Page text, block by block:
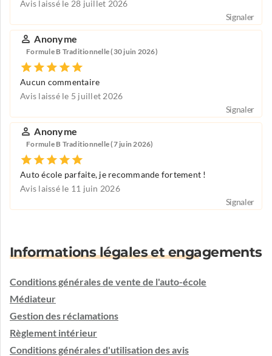
Avis laissé le 28 juillet 2026
Signaler
Anonyme
Formule B Traditionnelle (30 juin 2026)
Aucun commentaire
Avis laissé le 5 juillet 2026
Signaler
Anonyme
Formule B Traditionnelle (7 juin 2026)
Auto école parfaite, je recommande fortement !
Avis laissé le 11 juin 2026
Signaler
Informations légales et engagements
Conditions générales de vente de l'auto-école
Médiateur
Gestion des réclamations
Règlement intérieur
Conditions générales d'utilisation des avis